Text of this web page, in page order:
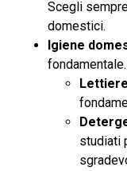
Scegli
domestici.
Igiene
studiati